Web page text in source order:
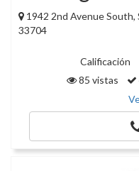
1942 2nd Avenue South,
33704
Calificación
85 vistas